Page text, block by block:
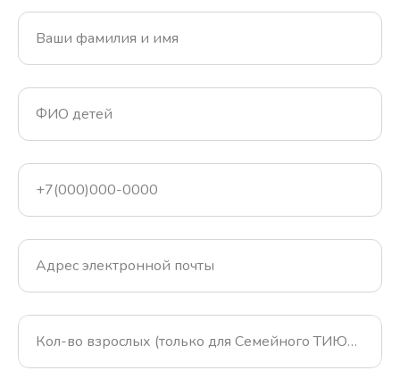
Ваши фамилия и имя
ФИО детей
+7(000)000-0000
Адрес электронной почты
Кол-во взрослых (только для Семейного ТИЮЛЯ)